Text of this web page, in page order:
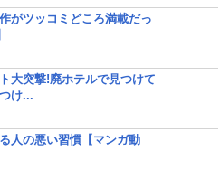
がツッコミどころ満載だっ
大突撃!廃ホテルで見つけて
け...
人の悪い習慣【マンガ動